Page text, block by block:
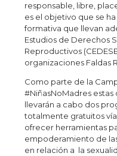
responsable, libre,
es el objetivo que se
formativa que llevan
Estudios de Derechos
Reproductivos
organizaciones Faldas R
Como parte de la
#NiñasNoMadres
llevarán a cabo dos
totalmente gratuitos
ofrecer herramientas
empoderamiento de
en relación a la